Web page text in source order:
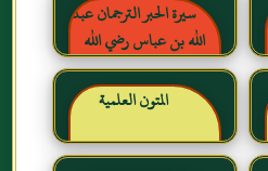
سيرة الحبر الترجمان عبد
الله بن عباس رضي الله
عنهما
المتون العلمية